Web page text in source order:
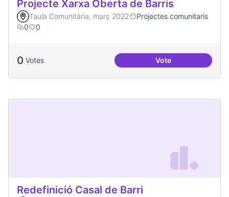
Projecte Xarxa Oberta de Barris
Taula Comunitària, març 2022
Projectes comunitaris
0
0
0 Votes VoteProjecte Xarxa
Redefinició Casal de Barri